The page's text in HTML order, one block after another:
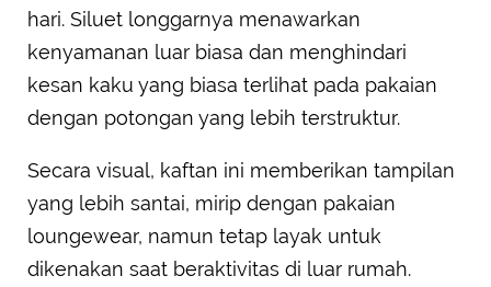
hari. Siluet longgarnya menawarkan
kenyamanan luar biasa dan menghindari
kesan kaku yang biasa terlihat pada pakaian
dengan potongan yang lebih terstruktur.
Secara visual, kaftan ini memberikan tampilan
yang lebih santai, mirip dengan pakaian
loungewear, namun tetap layak untuk
dikenakan saat beraktivitas di luar rumah.